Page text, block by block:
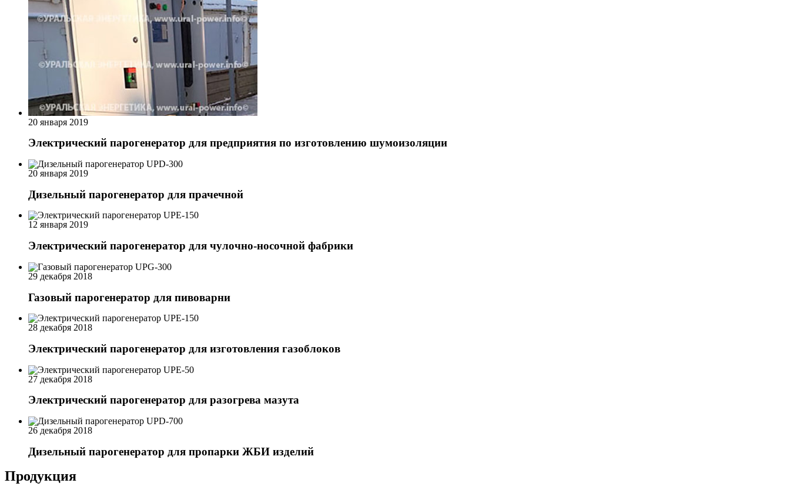
20 января 2019
Электрический парогенератор для предприятия по изготовлению шумоизоляции
20 января 2019
Дизельный парогенератор для прачечной
12 января 2019
Электрический парогенератор для чулочно-носочной фабрики
29 декабря 2018
Газовый парогенератор для пивоварни
28 декабря 2018
Электрический парогенератор для изготовления газоблоков
27 декабря 2018
Электрический парогенератор для разогрева мазута
26 декабря 2018
Дизельный парогенератор для пропарки ЖБИ изделий
Продукция